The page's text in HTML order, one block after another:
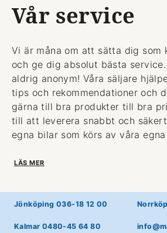
Vår service
Vi är måna om att sätta dig som
och ge dig absolut bästa
aldrig anonym! Våra säljare
tips och rekommendationer och
gärna till bra produkter till bra
till att leverera snabbt och
egna bilar som körs av våra
LÄS MER
Jönköping 036-18 12 00
Kalmar 0480-45 64 80